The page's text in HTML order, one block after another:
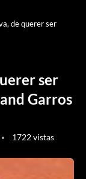
de querer ser
ser
Garros
1722vistas